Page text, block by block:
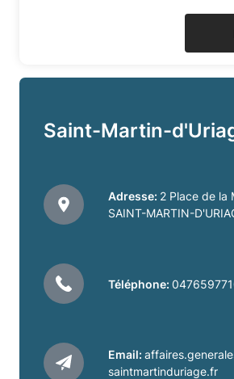
de
la
de
MARTIN
Saint-Martin-
Adresse: 2 Place de la
SAINT-MARTIN-
Téléphone:
Email:
saintmartinduriage.fr